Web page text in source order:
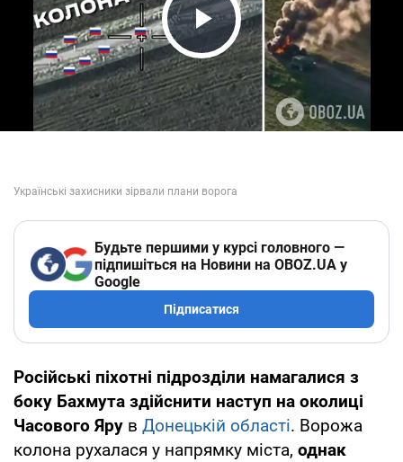
Play Video
Будьте першими у курсі головного —
підпишіться на Новини на OBOZ.UA у
Google
Підписатися
Російські піхотні підрозділи намагалися з
боку Бахмута здійснити наступ на околиці
Часового Яру в Донецькій області. Ворожа
колона рухалася у напрямку міста, однак